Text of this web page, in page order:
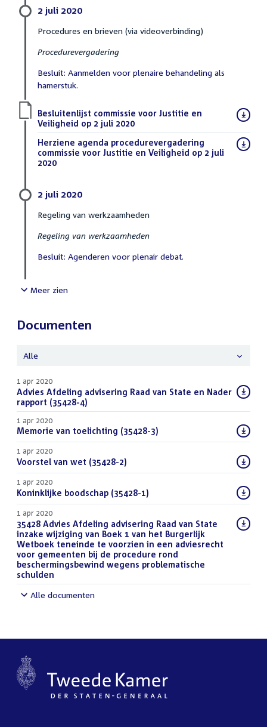
2 juli 2020
Procedures en brieven (via videoverbinding)
Procedurevergadering
Besluit: Aanmelden voor plenaire behandeling als
hamerstuk.
Download
bestand:
Besluitenlijst commissie voor Justitie en
Veiligheid op 2 juli 2020
Download
bestand:
Herziene agenda procedurevergadering
commissie voor Justitie en Veiligheid op 2 juli
2020
2 juli 2020
Regeling van werkzaamheden
Regeling van werkzaamheden
Besluit: Agenderen voor plenair debat.
Meer zien
Documenten
Alle
1 apr 2020
Download
bestand:
Advies Afdeling advisering Raad van State en Nader
rapport (35428-4)
1 apr 2020
Download
bestand:
Memorie van toelichting (35428-3)
1 apr 2020
Download
bestand:
Voorstel van wet (35428-2)
1 apr 2020
Download
bestand:
Koninklijke boodschap (35428-1)
1 apr 2020
Download
bestand:
35428 Advies Afdeling advisering Raad van State
inzake wijziging van Boek 1 van het Burgerlijk
Wetboek teneinde te voorzien in een adviesrecht
voor gemeenten bij de procedure rond
beschermingsbewind wegens problematische
schulden
Alle documenten